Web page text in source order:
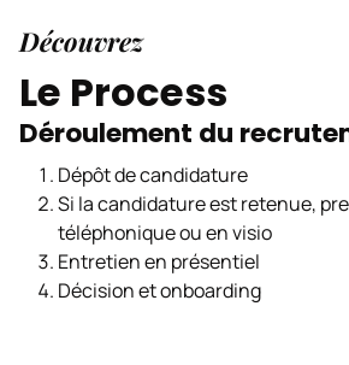
Découvrez
Le Process
Déroulement du
Dépôt de candidature
Si la candidature est retenue,
téléphonique ou en visio
Entretien en présentiel
Décision et onboarding